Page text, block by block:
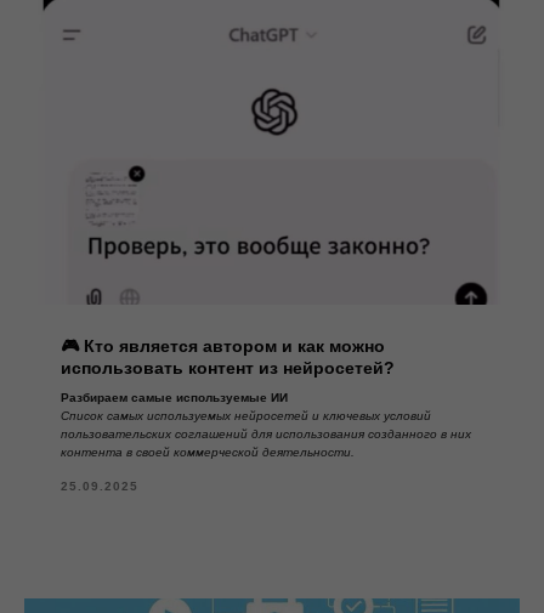
🎮 Кто является автором и как можно
использовать контент из нейросетей?
Разбираем самые используемые ИИ
Список самых используемых нейросетей и ключевых условий
пользовательских соглашений для использования созданного в них
контента в своей коммерческой деятельности.
25.09.2025